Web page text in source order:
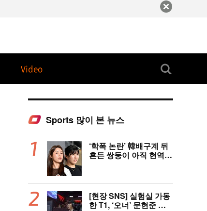
Video
Sports 많이 본 뉴스
‘학폭 논란’ 韓배구계 뒤
흔든 쌍둥이 아직 현역이
정
[현장 SNS] 실험실 가동
한 T1, ‘오너’ 문현준 선